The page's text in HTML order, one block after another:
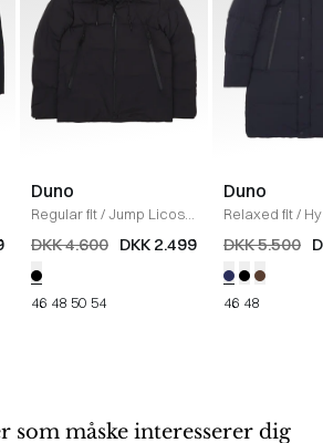
Duno
Regular fit/Jump Licosa
2.0 Jakke
SORT
DKK 4.600 DKK 2.499
46 48 50 54
Duno
Relaxed fit/
Jakke
DARK
DKK 5.500
46 48
som måske interesserer dig